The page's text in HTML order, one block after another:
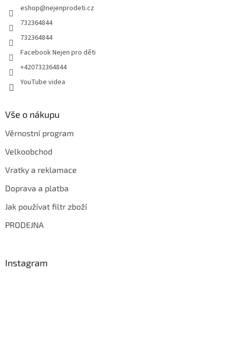
eshop@nejenprodeti.cz
732364844
732364844
Facebook Nejen pro děti
+420732364844
YouTube videa
Vše o nákupu
Věrnostní program
Velkoobchod
Vratky a reklamace
Doprava a platba
Jak používat filtr zboží
PRODEJNA
Instagram